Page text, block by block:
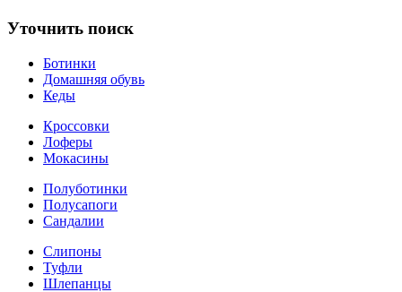
Уточнить поиск
Ботинки
Домашняя обувь
Кеды
Кроссовки
Лоферы
Мокасины
Полуботинки
Полусапоги
Сандалии
Слипоны
Туфли
Шлепанцы